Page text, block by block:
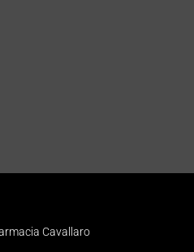
Cavallaro